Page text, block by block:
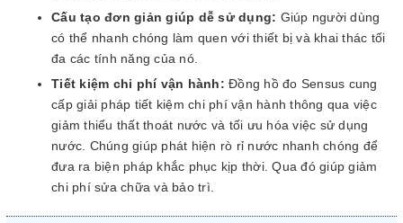
Cấu tạo đơn giản giúp dễ sử dụng: Giúp người dùng
có thể nhanh chóng làm quen với thiết bị và khai thác tối
đa các tính năng của nó.
Tiết kiệm chi phí vận hành: Đồng hồ đo Sensus cung
cấp giải pháp tiết kiệm chi phí vận hành thông qua việc
giảm thiểu thất thoát nước và tối ưu hóa việc sử dụng
nước. Chúng giúp phát hiện rò rỉ nước nhanh chóng để
đưa ra biện pháp khắc phục kịp thời. Qua đó giúp giảm
chi phí sửa chữa và bảo trì.